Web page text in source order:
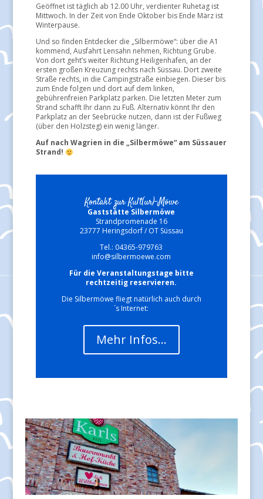
Geöffnet ist täglich ab 12.00 Uhr, verdienter Ruhetag ist
Mittwoch. In der Zeit von Ende Oktober bis Ende März ist
Winterpause.
Und so finden Entdecker die „Silbermöwe“: über die A1
kommend, Ausfahrt Lensahn nehmen, Richtung Grube.
Von dort geht’s weiter Richtung Heiligenhafen, an der
ersten großen Kreuzung rechts nach Süssau. Dort zweite
Straße rechts, in die Campingstraße einbiegen. Dieser bis
zum Ende folgen und dort auf dem linken,
gebührenfreien Parkplatz parken. Die letzten Meter zum
Strand schafft Ihr dann zu Fuß. Alternativ könnt Ihr den
Parkplatz an der Seebrücke nutzen, dann ist der Fußweg
(über den Holzsteg) ein wenig länger.
Auf nach Wagrien in die „Silbermöwe“ am Süssauer
Strand!
Kontakt zur Kult(ur)-Möwe
Gaststätte Silbermöwe
Strandpromenade 16
23777 Heringsdorf / OT Süssau
Tel.: 04365-979763
info@silbermoewe.com
Für die Veranstaltungstage bitte
rechtzeitig reservieren.
Die Silbermöwe fliegt natürlich auch durch
´s Internet:
Mehr Infos…